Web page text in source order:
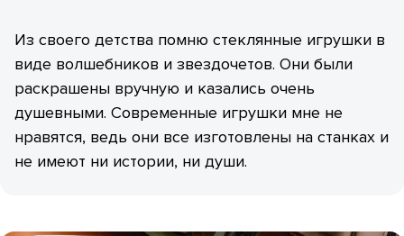
Из своего детства помню стеклянные игрушки в
виде волшебников и звездочетов. Они были
раскрашены вручную и казались очень
душевными. Современные игрушки мне не
нравятся, ведь они все изготовлены на станках и
не имеют ни истории, ни души.